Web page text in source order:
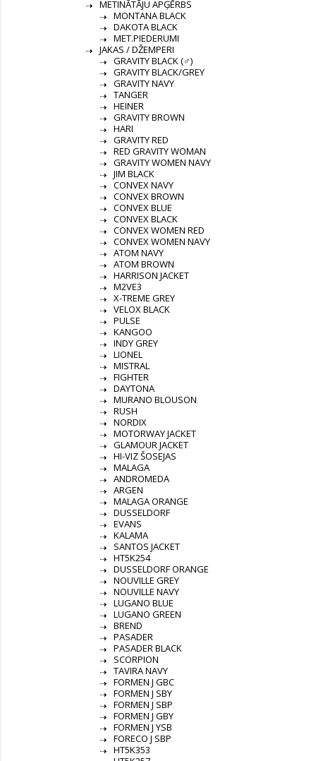
METINĀTĀJU APĢĒRBS
MONTANA BLACK
DAKOTA BLACK
MET.PIEDERUMI
JAKAS / DŽEMPERI
GRAVITY BLACK (♂)
GRAVITY BLACK/GREY
GRAVITY NAVY
TANGER
HEINER
GRAVITY BROWN
HARI
GRAVITY RED
RED GRAVITY WOMAN
GRAVITY WOMEN NAVY
JIM BLACK
CONVEX NAVY
CONVEX BROWN
CONVEX BLUE
CONVEX BLACK
CONVEX WOMEN RED
CONVEX WOMEN NAVY
ATOM NAVY
ATOM BROWN
HARRISON JACKET
M2VE3
X-TREME GREY
VELOX BLACK
PULSE
KANGOO
INDY GREY
LIONEL
MISTRAL
FIGHTER
DAYTONA
MURANO BLOUSON
RUSH
NORDIX
MOTORWAY JACKET
GLAMOUR JACKET
HI-VIZ ŠOSEJAS
MALAGA
ANDROMEDA
ARGEN
MALAGA ORANGE
DUSSELDORF
EVANS
KALAMA
SANTOS JACKET
HT5K254
DUSSELDORF ORANGE
NOUVILLE GREY
NOUVILLE NAVY
LUGANO BLUE
LUGANO GREEN
BREND
PASADER
PASADER BLACK
SCORPION
TAVIRA NAVY
FORMEN J GBC
FORMEN J SBY
FORMEN J SBP
FORMEN J GBY
FORMEN J YSB
FORECO J SBP
HT5K353